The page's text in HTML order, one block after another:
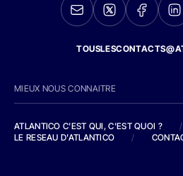
MIEUX NOUS CONNAITRE
ATLANTICO C'EST QUI, C'EST QUOI ?
/
LE RESEAU D'ATLANTICO
/